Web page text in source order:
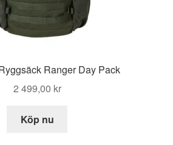
Ranger Day Pack
2 499,00 kr
Köp nu